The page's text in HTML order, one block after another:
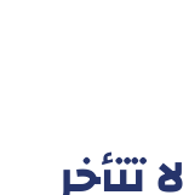
تتأخر